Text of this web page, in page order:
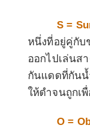
S =
หนึ่งที่อยู่คู่กับ
ออกไปเล่นส
กันแดดที่กันน้
ให้ดำจนถูกเ
O =